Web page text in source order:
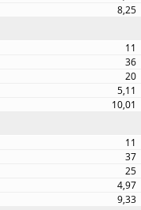
8,25
11
36
20
5,11
10,01
11
37
25
4,97
9,33